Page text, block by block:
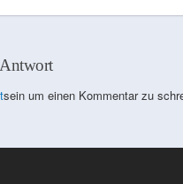
Antwort
sein um einen Kommentar zu